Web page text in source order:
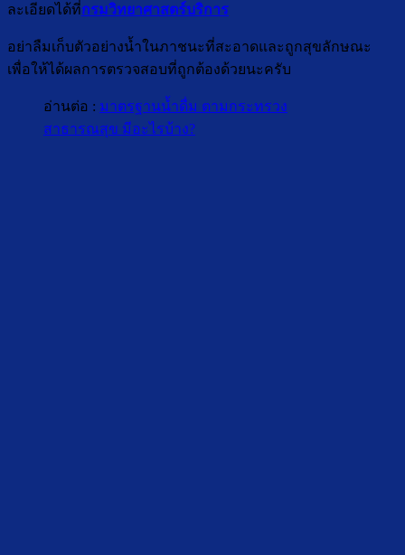
ละเอียดได้ที่กรมวิทยาศาสตร์บริการ
อย่าลืมเก็บตัวอย่างน้ำในภาชนะที่สะอาดและถูกสุขลักษณะ
เพื่อให้ได้ผลการตรวจสอบที่ถูกต้องด้วยนะครับ
อ่านต่อ : มาตรฐานน้ำดื่ม ตามกระทรวง
สาธารณสุข มีอะไรบ้าง?